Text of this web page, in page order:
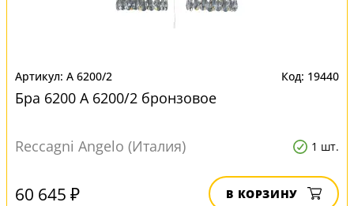
A 6200/2 19440
Бра 6200 A 6200/2 бронзовое
Reccagni Angelo (Италия) 1 шт.
60 645 ₽ В КОРЗИНУ